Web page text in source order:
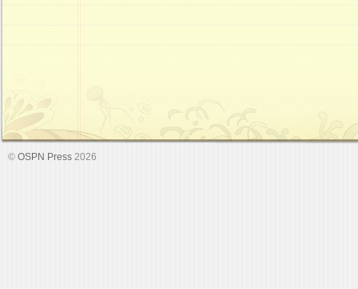
© OSPN Press 2026